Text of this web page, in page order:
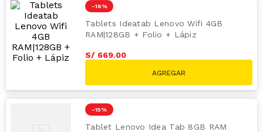
-16 %
Tablets Ideatab Lenovo Wifi 4GB
RAM|128GB + Folio + Lápiz
S/ 669.00
-15 %
Tablet Lenovo Idea Tab 8GB RAM